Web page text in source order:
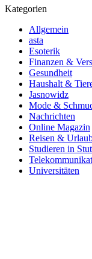
Kategorien
Allgemein
asta
Esoterik
Finanzen &
Gesundheit
Haushalt &
Jasnowidz
Mode &
Nachrichten
Online Magazin
Reisen &
Studieren in
Universitäten